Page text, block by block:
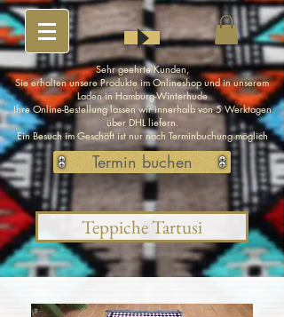
Sehr geehrte Kunden,
Sie erhalten unsere Produkte im Onlineshop und in unserem
Laden in Hamburg-Winterhude
Ihre Online-Bestellung lassen wir innerhalb von 5 Werktagen
über DHL liefern.
Ein Besuch im Geschäft ist nur nach Terminbuchung möglich
Termin buchen
Teppiche Tartusi